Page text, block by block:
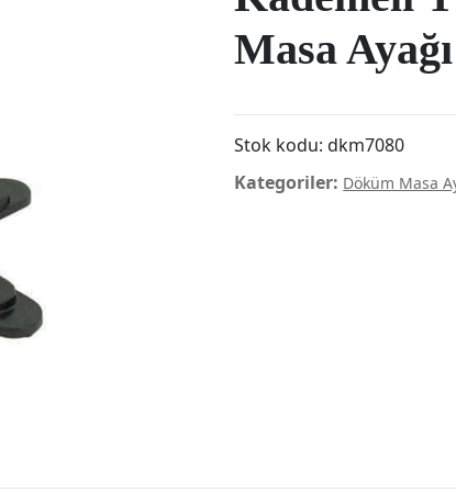
Masa Ayağı
Stok kodu:dkm7080
Kategoriler: Döküm Masa